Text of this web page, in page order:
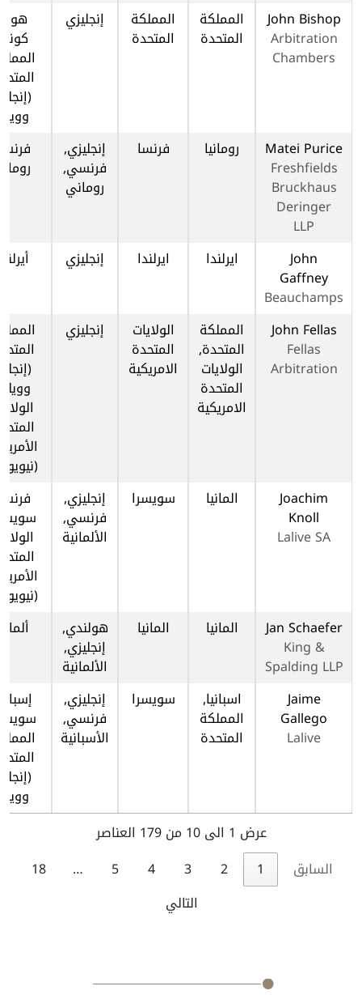
John Bishop
Arbitration
Chambers
المملكة
المتحدة
المملكة
المتحدة
إنجليزي
Matei Purice
Freshfields
Bruckhaus
Deringer
LLP
رومانيا فرنسا إنجليزي,
فرنسي,
روماني
John
Gaffney
Beauchamps
ايرلندا ايرلندا إنجليزي
John Fellas
Fellas
Arbitration
المملكة
المتحدة,
الولايات
المتحدة
الامريكية
الولايات
المتحدة
الامريكية
إنجليزي
Joachim
Knoll
Lalive SA
المانيا سويسرا إنجليزي,
فرنسي,
الألمانية
Jan Schaefer
King &
Spalding LLP
المانيا المانيا هولندي,
إنجليزي,
الألمانية
Jaime
Gallego
Lalive
اسبانيا,
المملكة
المتحدة
سويسرا إنجليزي,
فرنسي,
الأسبانية
عرض 1 الى 10 من 179 العناصر
السابق
1
2
3
4
5
…
18
التالي